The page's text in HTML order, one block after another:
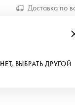
Доставка по
НЕТ, ВЫБРАТЬ ДРУГОЙ